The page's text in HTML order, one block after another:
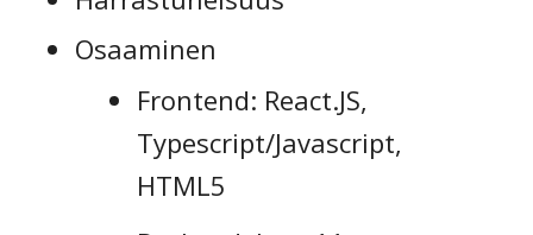
Osaaminen
Frontend: React.JS,
Typescript/Javascript,
HTML5